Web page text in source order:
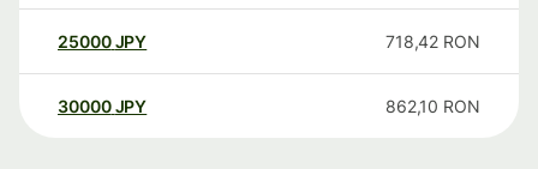
25000 JPY 718,42 RON
30000 JPY 862,10 RON